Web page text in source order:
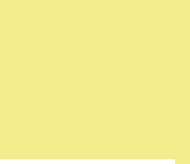
1, av. du Chateau d'eau - 31300 Toulouse